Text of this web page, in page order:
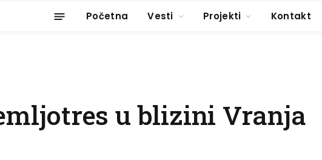
Početna Vesti Projekti Kontakt
u blizini Vranja